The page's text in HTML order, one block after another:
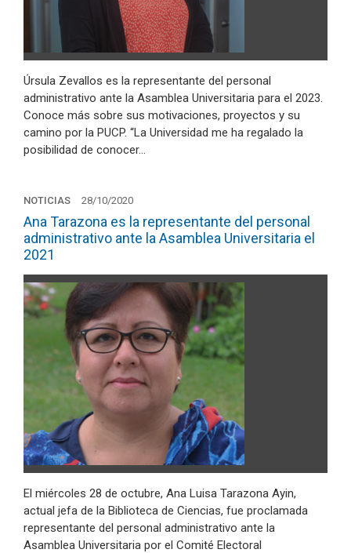
Úrsula Zevallos es la representante del personal
administrativo ante la Asamblea Universitaria para el 2023.
Conoce más sobre sus motivaciones, proyectos y su
camino por la PUCP. “La Universidad me ha regalado la
posibilidad de conocer…
NOTICIAS 28/10/2020
Ana Tarazona es la representante del personal
administrativo ante la Asamblea Universitaria el
2021
El miércoles 28 de octubre, Ana Luisa Tarazona Ayin,
actual jefa de la Biblioteca de Ciencias, fue proclamada
representante del personal administrativo ante la
Asamblea Universitaria por el Comité Electoral